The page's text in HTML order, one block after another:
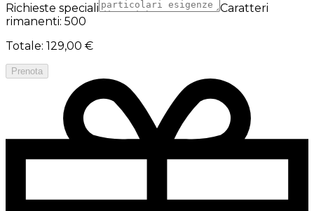
Richieste speciali
Caratteri
rimanenti: 500
Totale: 129,00 €
Prenota